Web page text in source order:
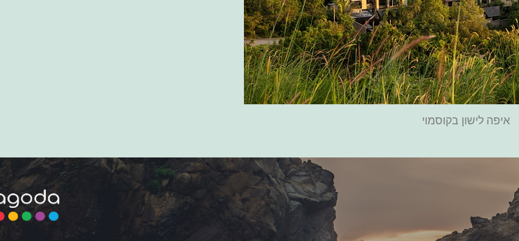
איפה לישון בקוסמוי